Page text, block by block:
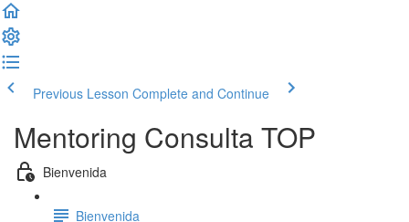
Previous Lesson Complete and Continue
Mentoring Consulta TOP
Bienvenida
Bienvenida